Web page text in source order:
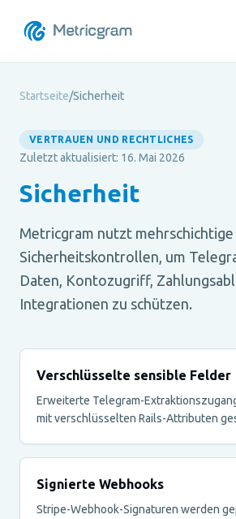
Startseite/Sicherheit
VERTRAUEN UND RECHTLICHES
Zuletzt aktualisiert: 16. Mai 2026
Sicherheit
Metricgram nutzt mehrschichtige
Sicherheitskontrollen, um
Daten, Kontozugriff,
Integrationen zu schützen.
Verschlüsselte sensible Felder
Erweiterte Telegram-
mit verschlüsselten Rails-Attributen
Signierte Webhooks
Stripe-Webhook-Signaturen werden